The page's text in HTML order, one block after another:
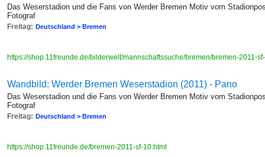
Das Weserstadion und die Fans von Werder Bremen Motiv vom
Fotograf
Freitag: Deutschland > Bremen
https://shop.11freunde.de/bilderwelt/mannschaftssuche/bremen/bremen-2011-
Wandbild: Werder Bremen Weserstadion (2011) - Pano
Das Weserstadion und die Fans von Werder Bremen Motiv vom
Fotograf
Freitag: Deutschland > Bremen
https://shop.11freunde.de/bremen-2011-sf-10.html